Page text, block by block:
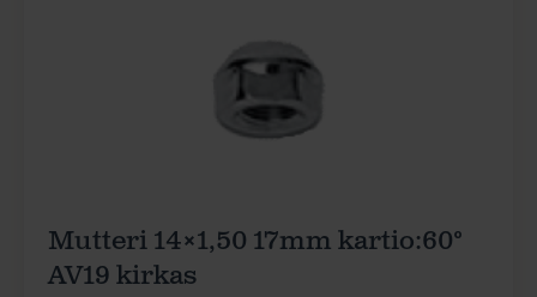
Mutteri 14×1,50 17mm kartio:60°
AV19 kirkas